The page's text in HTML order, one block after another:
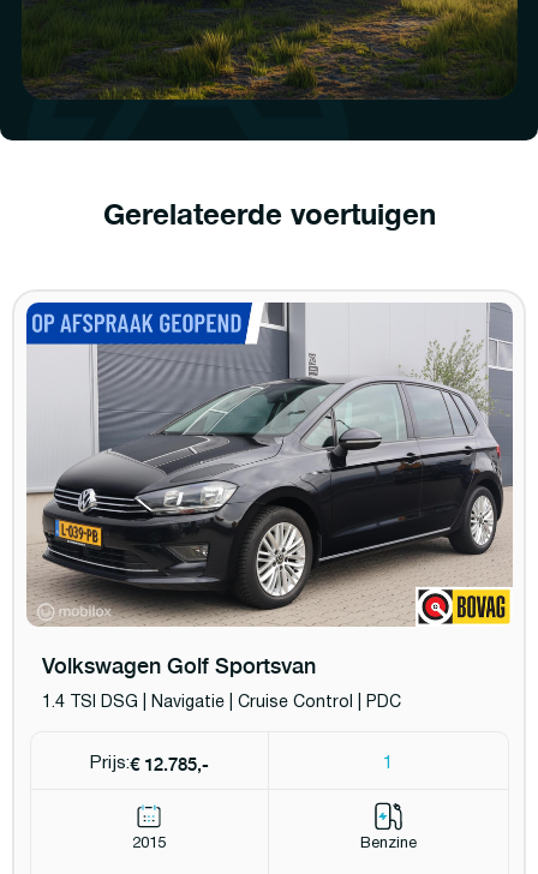
Gerelateerde voertuigen
Volkswagen Golf Sportsvan
1.4 TSI DSG | Navigatie | Cruise Control | PDC
Prijs:€ 12.785,- 1
2015 Benzine